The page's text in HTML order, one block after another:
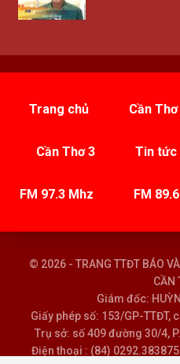
Trang chủ Cần Thơ
Cần Thơ 3 Tin tức
FM 97.3 Mhz FM
© 2026 - TRANG TTĐT BÁO
CẦN
Giám đốc:
Giấy phép số: 153/GP-TTĐT,
Trụ sở: số 409 đường 30/4,
Điện thoại : (84)